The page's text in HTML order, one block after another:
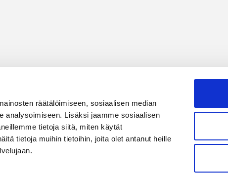
räätälöimiseen, sosiaalisen median
analysoimiseen. Lisäksi jaamme sosiaalisen
tietoja siitä, miten käytät
tietoja muihin tietoihin, joita olet antanut heille